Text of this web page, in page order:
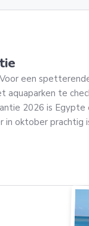
een
te
2026 is
oktober prachtig